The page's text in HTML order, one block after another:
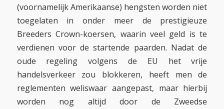
(voornamelijk Amerikaanse) hengsten worden niet
toegelaten in onder meer de prestigieuze
Breeders Crown-koersen, waarin veel geld is te
verdienen voor de startende paarden. Nadat de
oude regeling volgens de EU het vrije
handelsverkeer zou blokkeren, heeft men de
reglementen weliswaar aangepast, maar hierbij
worden nog altijd door de Zweedse